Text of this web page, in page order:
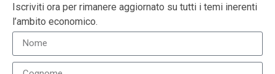
Iscriviti ora per rimanere aggiornato su tutti i temi inerenti
l’ambito economico.